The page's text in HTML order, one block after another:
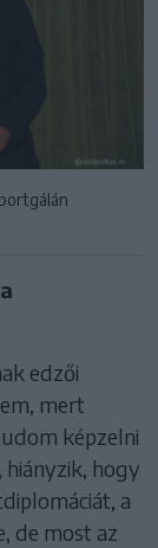
edzői
mert
képzelni
hiányzik, hogy
a
de most az